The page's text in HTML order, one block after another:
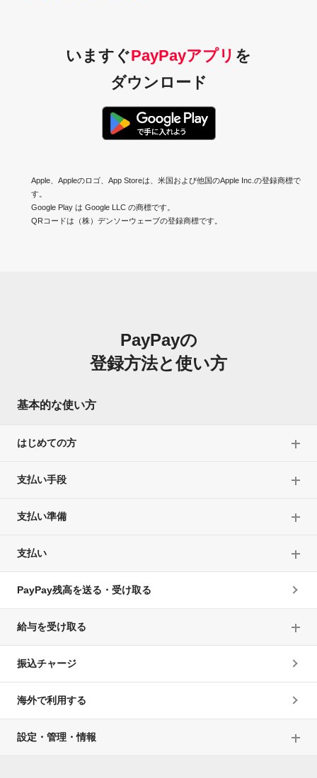
いますぐPayPayアプリ を
ダウンロード
Apple、Appleのロゴ、App Storeは、米国および他国のApple Inc.の登録商標で
す。
Google Play は Google LLC の商標です。
QRコードは（株）デンソーウェーブの登録商標です。
PayPayの
登録方法と使い方
基本的な使い方
はじめての方
支払い手段
支払い準備
支払い
PayPay残高を送る・受け取る
給与を受け取る
振込チャージ
海外で利用する
設定・管理・情報